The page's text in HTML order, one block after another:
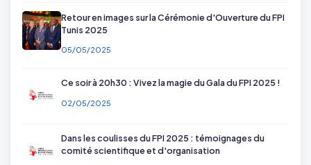
Retour en images sur la Cérémonie d'Ouverture du FPI
Tunis 2025
05/05/2025
Ce soir à 20h30 : Vivez la magie du Gala du FPI 2025 !
02/05/2025
Dans les coulisses du FPI 2025 : témoignages du
comité scientifique et d'organisation